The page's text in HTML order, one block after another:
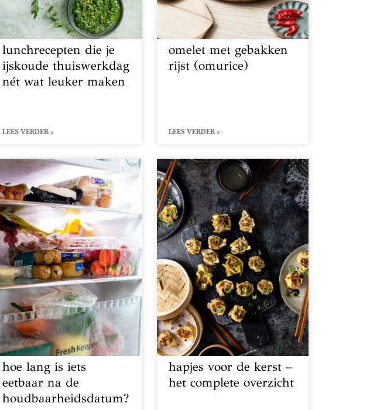
lunchrecepten die je
ijskoude thuiswerkdag
nét wat leuker maken
LEES VERDER »
omelet met gebakken
rijst (omurice)
LEES VERDER »
hoe lang is iets
eetbaar na de
houdbaarheidsdatum?
hapjes voor de kerst –
het complete overzicht